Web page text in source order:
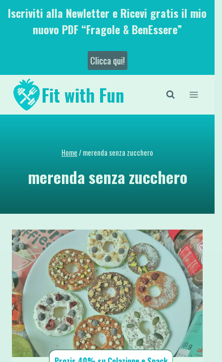
SaltaIscriviti alla Newletter e Ricevi gratis il mio
nuovo PDF “Fragole & BenEssere”
Clicca qui!
Fit with Fun
Home/merenda senza zucchero
merenda senza zucchero